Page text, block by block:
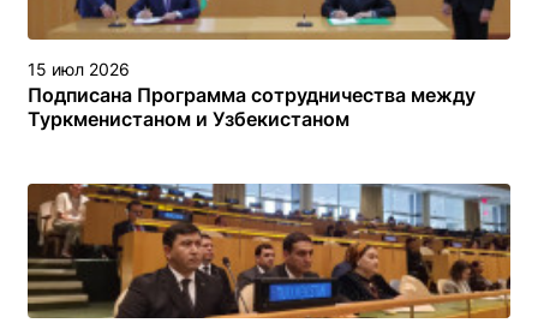
15 июл 2026
Подписана Программа сотрудничества между
Туркменистаном и Узбекистаном